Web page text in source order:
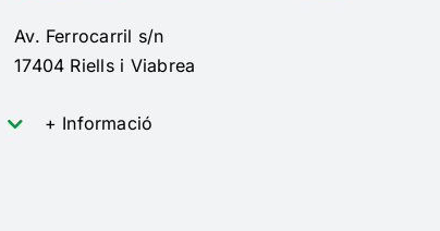
Av. Ferrocarril s/n
17404 Riells i Viabrea
+ Informació